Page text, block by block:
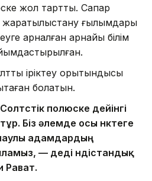
жол тартты. Сапар
жаратылыстану ғылымдары
арналған арнайы білім
іріктеу қорытындысы
болатын.
полюске дейінгі
Біз әлемде осы нүктеге
адамдардың
— деді үндістандық
Рават.